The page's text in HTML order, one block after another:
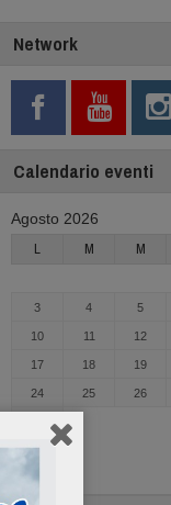
Network
Calendario eventi
Agosto 2026
L M M
3 4 5
10 11 12
17 18 19
24 25 26